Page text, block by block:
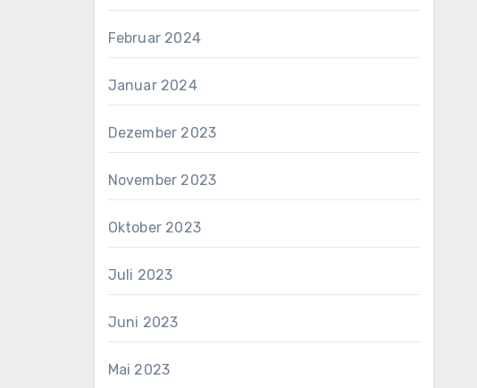
Februar 2024
Januar 2024
Dezember 2023
November 2023
Oktober 2023
Juli 2023
Juni 2023
Mai 2023